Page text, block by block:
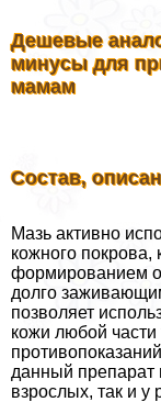
Дешевые
минусы для
мамам
Состав,
Мазь активно
кожного
формированием
долго
позволяет
кожи любой
данный препарат
взрослых, так и у